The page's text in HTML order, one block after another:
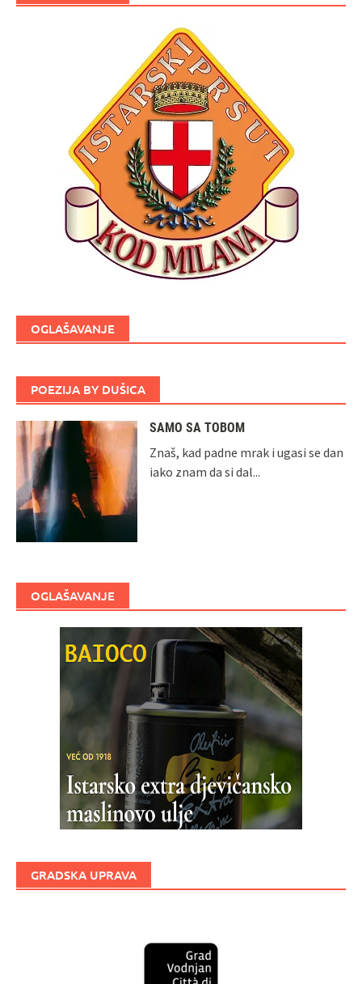
OGLAŠAVANJE
POEZIJA BY DUŠICA
SAMO SA TOBOM
Znaš, kad padne mrak i ugasi se dan
iako znam da si dal...
OGLAŠAVANJE
GRADSKA UPRAVA